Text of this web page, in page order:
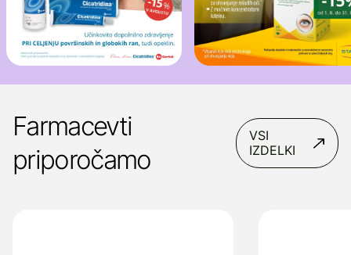
Farmacevti
priporočamo
VSI
IZDELKI